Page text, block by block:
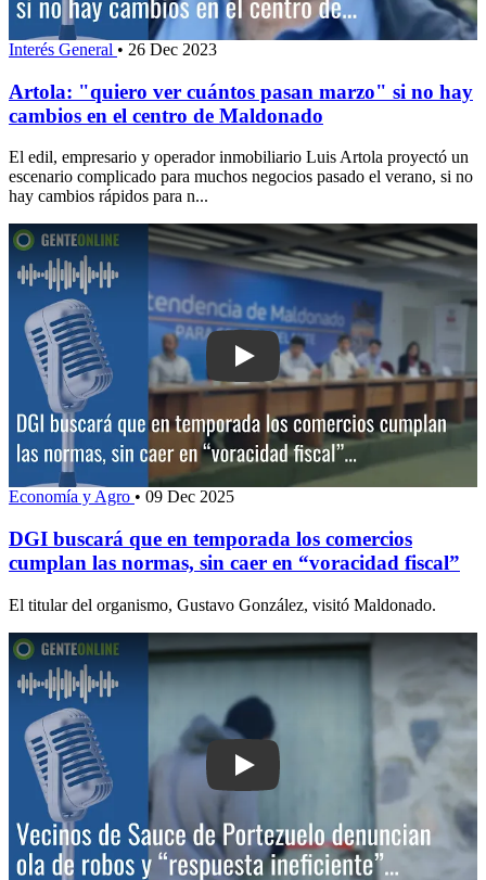
Interés General • 26 Dec 2023
Artola: "quiero ver cuántos pasan marzo" si no hay
cambios en el centro de Maldonado
El edil, empresario y operador inmobiliario Luis Artola proyectó un
escenario complicado para muchos negocios pasado el verano, si no
hay cambios rápidos para n...
Play: DGI buscará que en temporada
Economía y Agro • 09 Dec 2025
DGI buscará que en temporada los comercios
cumplan las normas, sin caer en “voracidad fiscal”
El titular del organismo, Gustavo González, visitó Maldonado.
Play: Vecinos de Sauce de